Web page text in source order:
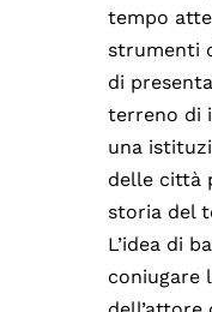
tempo
strumenti
di
terreno di
una
delle città
storia del
L’idea di
coniugare